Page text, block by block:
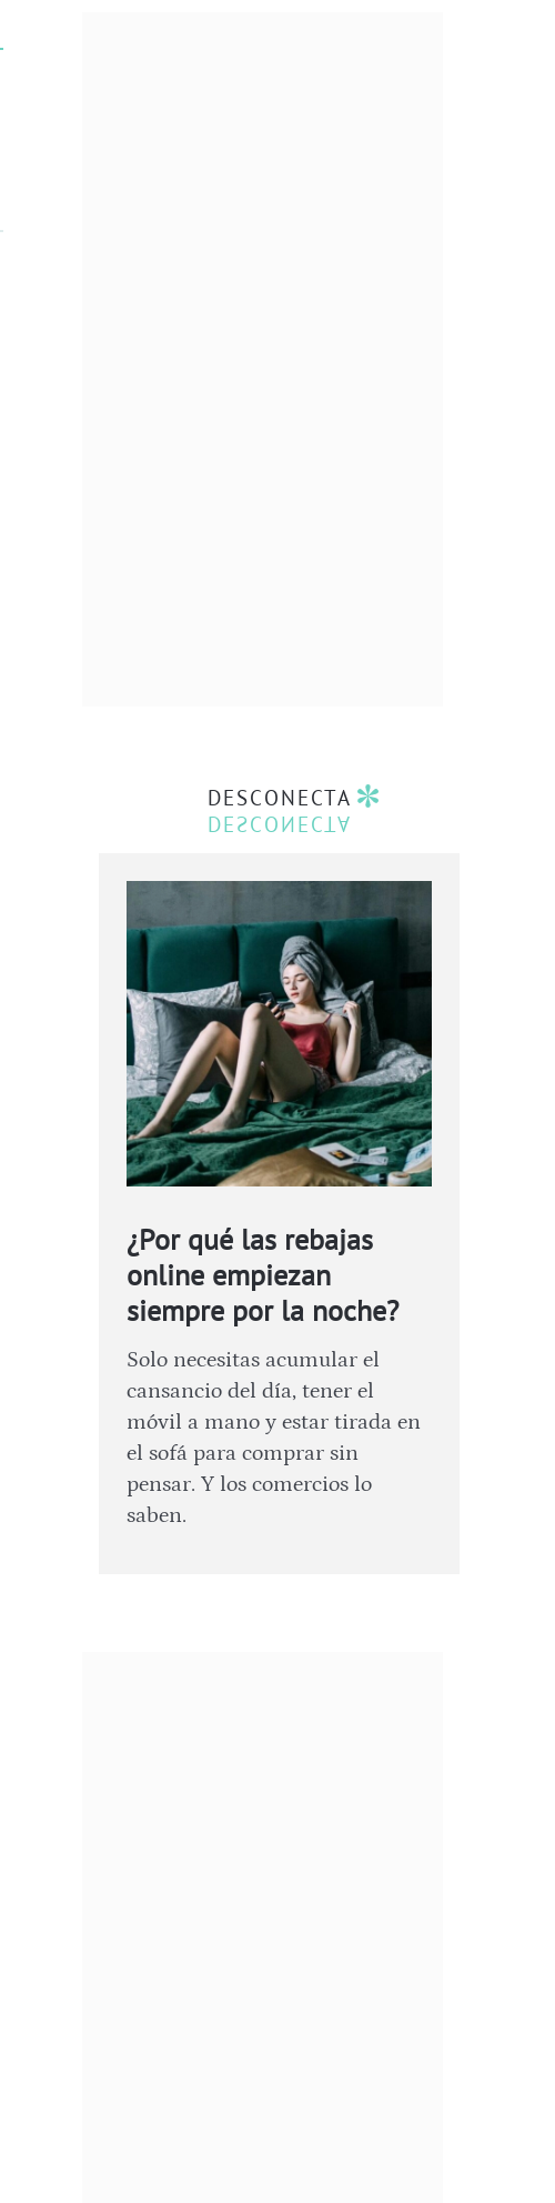
DESCONECTA
¿Por qué las rebajas
online empiezan
siempre por la noche?
Solo necesitas acumular el
cansancio del día, tener el
móvil a mano y estar tirada en
el sofá para comprar sin
pensar. Y los comercios lo
saben.